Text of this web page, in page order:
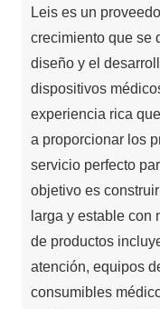
Leis es un
crecimiento que se
diseño y el
dispositivos
experiencia rica
a proporcionar los
servicio perfecto
objetivo es
larga y estable con
de productos
atención, equipos
consumibles